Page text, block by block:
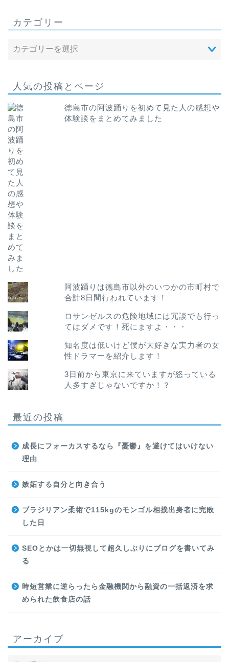
カテゴリー
人気の投稿とページ
徳島市の阿波踊りを初めて見た人の感想や
体験談をまとめてみました
阿波踊りは徳島市以外のいつかの市町村で
合計8日間行われています！
ロサンゼルスの危険地域には冗談でも行っ
てはダメです！死にますよ・・・
知名度は低いけど僕が大好きな実力者の女
性ドラマーを紹介します！
3日前から東京に来ていますが怒っている
人多すぎじゃないですか！？
最近の投稿
成長にフォーカスするなら『憂鬱』を避けてはいけない
理由
嫉妬する自分と向き合う
ブラジリアン柔術で115kgのモンゴル相撲出身者に完敗
した日
SEOとかは一切無視して超久しぶりにブログを書いてみ
る
時短営業に逆らったら金融機関から融資の一括返済を求
められた飲食店の話
アーカイブ